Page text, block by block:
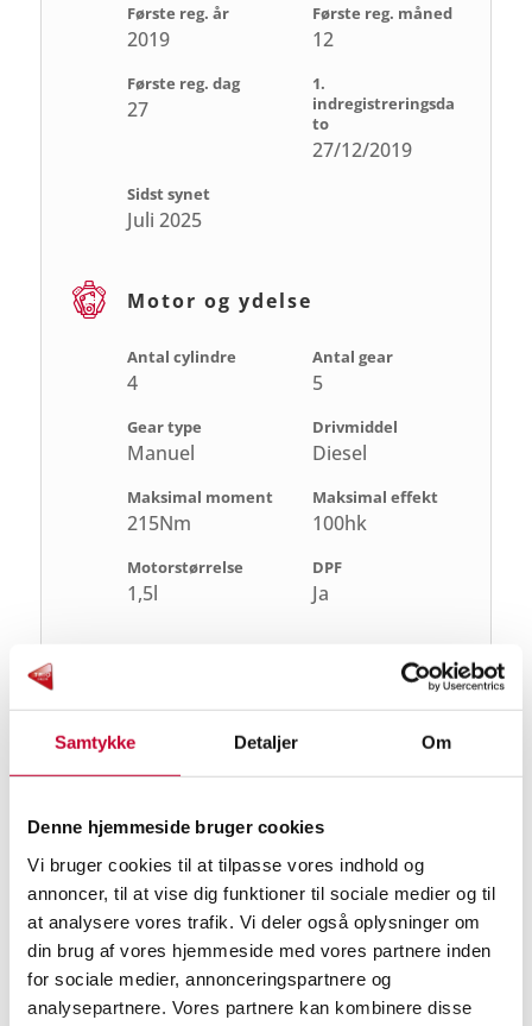
Samtykke Detaljer Om
Denne hjemmeside bruger cookies
Vi bruger cookies til at tilpasse vores indhold og
annoncer, til at vise dig funktioner til sociale medier og til
at analysere vores trafik. Vi deler også oplysninger om
din brug af vores hjemmeside med vores partnere inden
for sociale medier, annonceringspartnere og
analysepartnere. Vores partnere kan kombinere disse
Første reg. år
2019
Første reg. måned
12
Første reg. dag
27
1.
indregistreringsda
to
27/12/2019
Sidst synet
Juli 2025
Motor og ydelse
Antal cylindre
4
Antal gear
5
Gear type
Manuel
Drivmiddel
Diesel
Maksimal moment
215Nm
Maksimal effekt
100hk
Motorstørrelse
1,5l
DPF
Ja
22,7 km/l 115 gram/km
0 Ja
ABS
Ja
Rummelighed og mål